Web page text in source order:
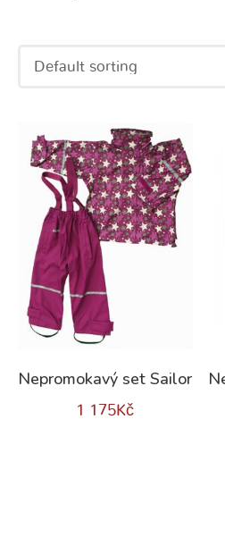
Nepromokavý set Sailor
1 175Kč